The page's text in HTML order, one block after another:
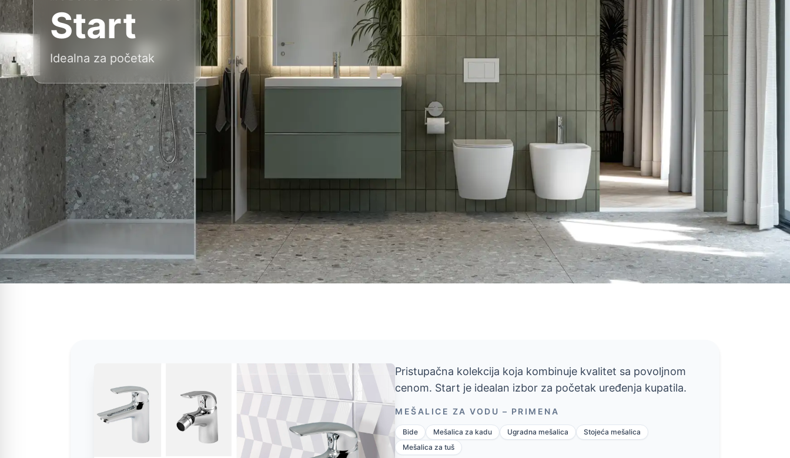
Start
Idealna za početak
Pristupačna kolekcija koja kombinuje kvalitet sa povoljnom
cenom. Start je idealan izbor za početak uređenja kupatila.
MEŠALICE ZA VODU – PRIMENA
Bide Mešalica za kadu Ugradna mešalica
Stojeća mešalica
Mešalica za tuš